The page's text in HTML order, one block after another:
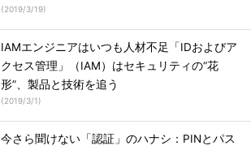
(2019/3/19)
IAMエンジニアはいつも人材不足「IDおよびア
クセス管理」（IAM）はセキュリティの“花
形”、製品と技術を追う
(2019/3/1)
今さら聞けない「認証」のハナシ：PINとパス